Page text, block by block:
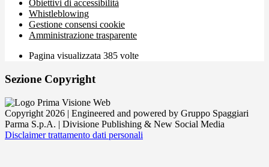
Obiettivi di accessibilità
Whistleblowing
Gestione consensi cookie
Amministrazione trasparente
Pagina visualizzata 385 volte
Sezione Copyright
Copyright 2026 | Engineered and powered by Gruppo Spaggiari
Parma S.p.A. | Divisione Publishing & New Social Media
Disclaimer trattamento dati personali